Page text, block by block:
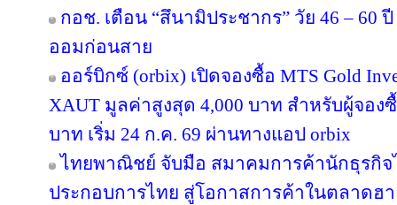
กอช. เตือน “สึนามิประชากร” วัย 46 – 60
ออมก่อนสาย
ออร์บิกซ์ (orbix) เปิดจองซื้อ MTS Gold
XAUT มูลค่าสูงสุด 4,000 บาท สำหรับผู้จอง
บาท เริ่ม 24 ก.ค. 69 ผ่านทางแอป orbix
ไทยพาณิชย์ จับมือ สมาคมการค้านักธุรกิ
ประกอบการไทย สู่โอกาสการค้าในตลาดฮ